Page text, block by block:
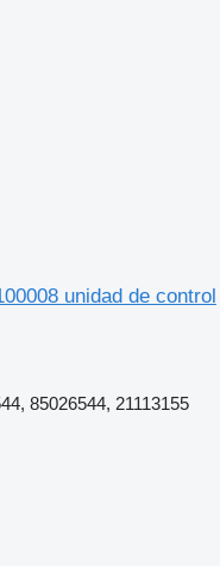
unidad de control
85026544, 21113155